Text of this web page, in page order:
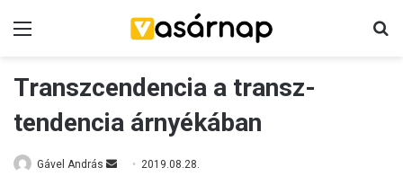
Transzcendencia a transz-
tendencia árnyékában
Gável András 2019.08.28.